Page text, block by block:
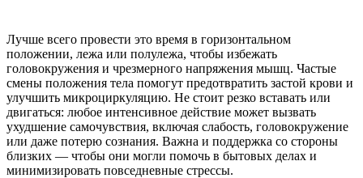
Лучше всего провести это время в горизонтальном
положении, лежа или полулежа, чтобы избежать
головокружения и чрезмерного напряжения мышц. Частые
смены положения тела помогут предотвратить застой крови и
улучшить микроциркуляцию. Не стоит резко вставать или
двигаться: любое интенсивное действие может вызвать
ухудшение самочувствия, включая слабость, головокружение
или даже потерю сознания. Важна и поддержка со стороны
близких — чтобы они могли помочь в бытовых делах и
минимизировать повседневные стрессы.